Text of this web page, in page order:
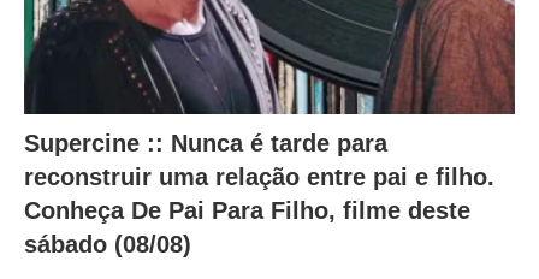
Supercine :: Nunca é tarde para
reconstruir uma relação entre pai e filho.
Conheça De Pai Para Filho, filme deste
sábado (08/08)